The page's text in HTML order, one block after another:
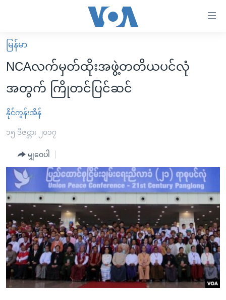
လွယ်ကူ
စေ
များ
ပင်မ
ကျော်
ကြည့်
ရန်
ပင်မ
အ
ညွန်း
စာမျက်နှာ
ကျော်
မူလစာမျက်နှာ
မြန်မာ
ကမ္ဘာ့သတင်းများ
နိုင်ငံတကာ
အစ္စရေး-ပါလက်စတိုင်း
ဗွီဒီယို
အင်္ဂလိပ်စာလေ့လာမယ်
အမေရိကန်သုံးအီဒီယံ
မကြေးမုံရဲ့ အင်္ဂလိပ်စာ
ရုပ်ရှင်ထဲက အင်္ဂလိပ်စာ
သုတပဒေသာ အင်္ဂလိပ်စာ
အပတ်စဉ်ကဏ္ဍများ
တီဗွီ
ရေဒီယိုနှင့်ရုပ်သံ အချက်အလက်များ
ရေဒီယို/တီဗွီအစီအစဉ်
Learning English
ဗွီအိုအေ လူမှုကွန်ယက်များ
မြန်မာ
NCAလက်မှတ်ထိုးအဖွဲ့တတိယပင်လုံ
အတွက် ကြိုတင်ပြင်ဆင်
နိုင်ကွန်းအိန်
၁၅ ဒီဇင္ဘာ၊ ၂၀၁၇
မျှဝေပါ